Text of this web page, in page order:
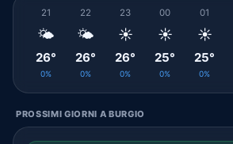
21
🌤️
26°
0%
22
🌤️
26°
0%
23
☀️
26°
0%
00
☀️
25°
0%
01
☀️
25°
0%
PROSSIMI GIORNI A BURGIO